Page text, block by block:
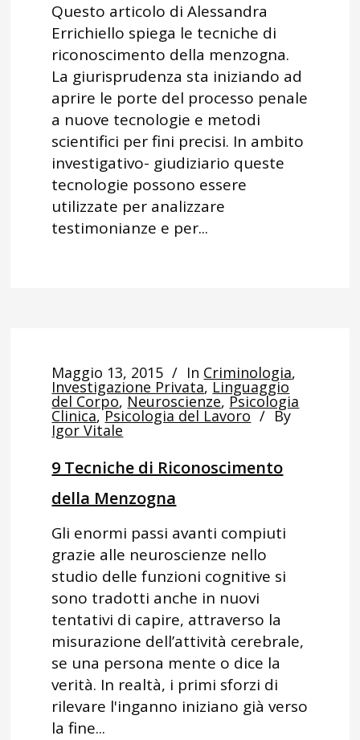
Questo articolo di Alessandra
Errichiello spiega le tecniche di
riconoscimento della menzogna.
La giurisprudenza sta iniziando ad
aprire le porte del processo penale
a nuove tecnologie e metodi
scientifici per fini precisi. In ambito
investigativo- giudiziario queste
tecnologie possono essere
utilizzate per analizzare
testimonianze e per...
Maggio 13, 2015 In Criminologia,
Investigazione Privata, Linguaggio
del Corpo, Neuroscienze, Psicologia
Clinica,Psicologia del Lavoro By
Igor Vitale
9 Tecniche di Riconoscimento
della Menzogna
Gli enormi passi avanti compiuti
grazie alle neuroscienze nello
studio delle funzioni cognitive si
sono tradotti anche in nuovi
tentativi di capire, attraverso la
misurazione dell’attività cerebrale,
se una persona mente o dice la
verità. In realtà, i primi sforzi di
rilevare l'inganno iniziano già verso
la fine...